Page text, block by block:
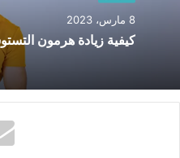
8 مارس، 2023
كيفية زيادة هرمون